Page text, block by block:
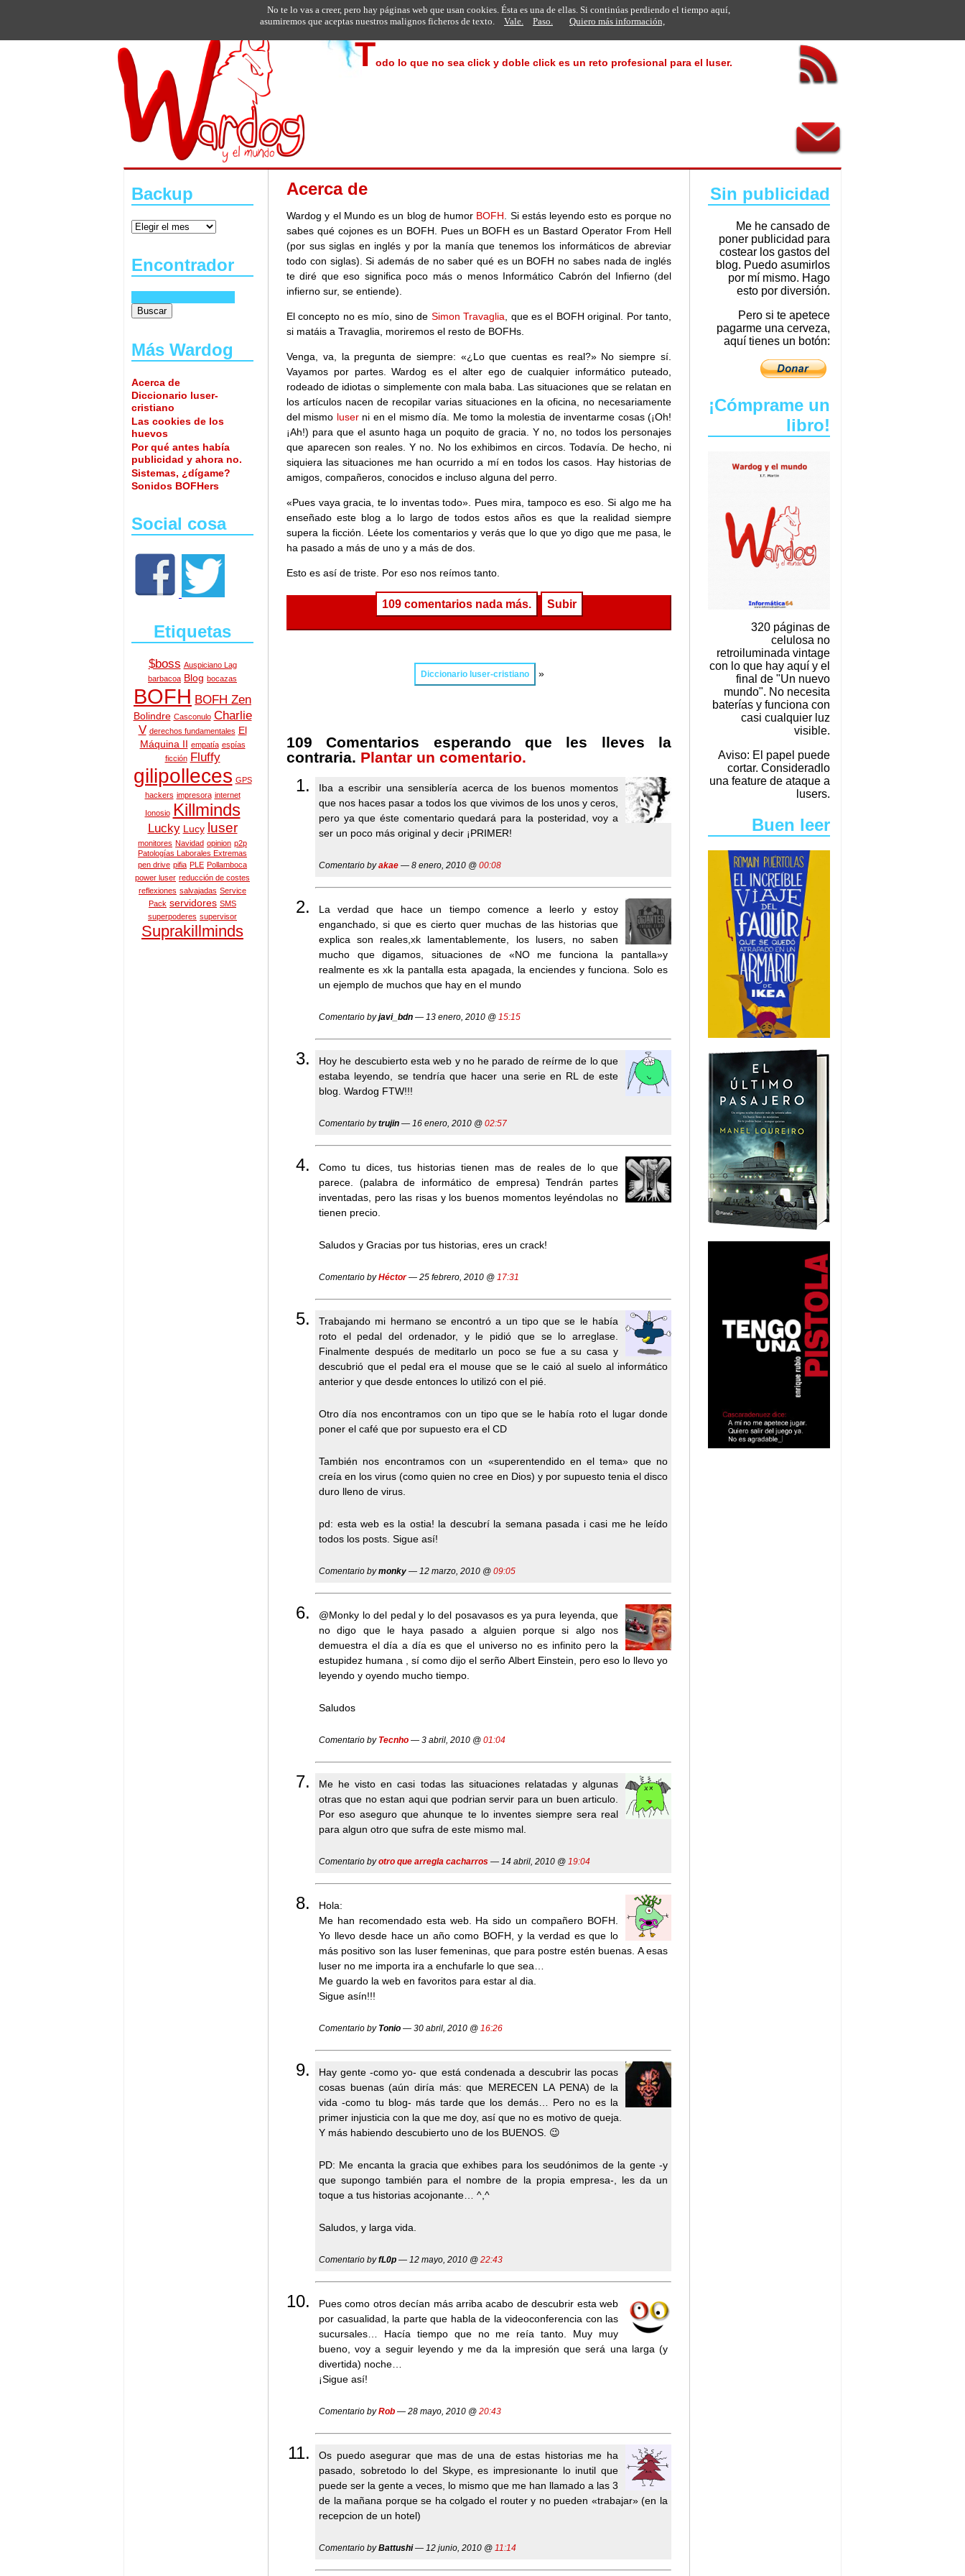
Todo lo que no sea click y doble click es un reto profesional para el luser.
Backup
Encontrador
Más Wardog
Acerca de
Diccionario luser-
cristiano
Las cookies de los
huevos
Por qué antes había
publicidad y ahora no.
Sistemas, ¿dígame?
Sonidos BOFHers
Social cosa
Etiquetas
$boss Auspiciano Lag
barbacoa Blog bocazas
BOFH BOFH Zen
Bolindre Casconulo Charlie
V derechos fundamentales El
Máquina II empatía espías
ficción
Fluffy
gilipolleces GPS
hackers impresora internet
Ionosio Killminds
Lucky Lucy luser
monitores Navidad opinion p2p
Patologías Laborales Extremas
pen drive pifia PLE Pollamboca
power luser reducción de costes
reflexiones salvajadas Service
Pack servidores SMS
superpoderes supervisor
Suprakillminds
Sin publicidad
Me he cansado de
poner publicidad para
costear los gastos del
blog. Puedo asumirlos
por mí mismo. Hago
esto por diversión.
Pero si te apetece
pagarme una cerveza,
aquí tienes un botón:
¡Cómprame un
libro!
320 páginas de
celulosa no
retroiluminada vintage
con lo que hay aquí y el
final de "Un nuevo
mundo". No necesita
baterías y funciona con
casi cualquier luz
visible.
Aviso: El papel puede
cortar. Consideradlo
una feature de ataque a
lusers.
Buen leer
Acerca de
Wardog y el Mundo es un blog de humor BOFH . Si estás leyendo esto es porque no
sabes qué cojones es un BOFH. Pues un BOFH es un Bastard Operator From Hell
(por sus siglas en inglés y por la manía que tenemos los informáticos de abreviar
todo con siglas). Si además de no saber qué es un BOFH no sabes nada de inglés
te diré que eso significa poco más o menos Informático Cabrón del Infierno (del
infierno sur, se entiende).
El concepto no es mío, sino de Simon Travaglia , que es el BOFH original. Por tanto,
si matáis a Travaglia, moriremos el resto de BOFHs.
Venga, va, la pregunta de siempre: «¿Lo que cuentas es real?» No siempre sí.
Vayamos por partes. Wardog es el alter ego de cualquier informático puteado,
rodeado de idiotas o simplemente con mala baba. Las situaciones que se relatan en
los artículos nacen de recopilar varias situaciones en la oficina, no necesariamente
del mismo luserni en el mismo día. Me tomo la molestia de inventarme cosas (¡Oh!
¡Ah!) para que el asunto haga un poquito de gracia. Y no, no todos los personajes
que aparecen son reales. Y no. No los exhibimos en circos. Todavía. De hecho, ni
siquiera las situaciones me han ocurrido a mí en todos los casos. Hay historias de
amigos, compañeros, conocidos e incluso alguna del perro.
«Pues vaya gracia, te lo inventas todo». Pues mira, tampoco es eso. Si algo me ha
enseñado este blog a lo largo de todos estos años es que la realidad siempre
supera la ficción. Léete los comentarios y verás que lo que yo digo que me pasa, le
ha pasado a más de uno y a más de dos.
Esto es así de triste. Por eso nos reímos tanto.
109 comentarios nada más. Subir
Diccionario luser-cristiano »
109 Comentarios esperando que les lleves la
contraria. Plantar un comentario.
Iba a escribir una sensiblería acerca de los buenos momentos
que nos haces pasar a todos los que vivimos de los unos y ceros,
pero ya que éste comentario quedará para la posteridad, voy a
ser un poco más original y decir ¡PRIMER!
Comentario byakae — 8 enero, 2010 @ 00:08
La verdad que hace un tiempo comence a leerlo y estoy
enganchado, si que es cierto quer muchas de las historias que
explica son reales,xk lamentablemente, los lusers, no saben
mucho que digamos, situaciones de «NO me funciona la pantalla»y
realmente es xk la pantalla esta apagada, la enciendes y funciona. Solo es
un ejemplo de muchos que hay en el mundo
Comentario byjavi_bdn — 13 enero, 2010 @ 15:15
Hoy he descubierto esta web y no he parado de reírme de lo que
estaba leyendo, se tendría que hacer una serie en RL de este
blog. Wardog FTW!!!
Comentario bytrujin — 16 enero, 2010 @ 02:57
Como tu dices, tus historias tienen mas de reales de lo que
parece. (palabra de informático de empresa) Tendrán partes
inventadas, pero las risas y los buenos momentos leyéndolas no
tienen precio.
Saludos y Gracias por tus historias, eres un crack!
Comentario byHéctor— 25 febrero, 2010 @ 17:31
Trabajando mi hermano se encontró a un tipo que se le había
roto el pedal del ordenador, y le pidió que se lo arreglase.
Finalmente después de meditarlo un poco se fue a su casa y
descubrió que el pedal era el mouse que se le caió al suelo al informático
anterior y que desde entonces lo utilizó con el pié.
Otro día nos encontramos con un tipo que se le había roto el lugar donde
poner el café que por supuesto era el CD
También nos encontramos con un «superentendido en el tema» que no
creía en los virus (como quien no cree en Dios) y por supuesto tenia el disco
duro lleno de virus.
pd: esta web es la ostia! la descubrí la semana pasada i casi me he leído
todos los posts. Sigue así!
Comentario bymonky — 12 marzo, 2010 @ 09:05
@Monky lo del pedal y lo del posavasos es ya pura leyenda, que
no digo que le haya pasado a alguien porque si algo nos
demuestra el día a día es que el universo no es infinito pero la
estupidez humana , sí como dijo el serño Albert Einstein, pero eso lo llevo yo
leyendo y oyendo mucho tiempo.
Saludos
Comentario by Tecnho — 3 abril, 2010 @ 01:04
Me he visto en casi todas las situaciones relatadas y algunas
otras que no estan aqui que podrian servir para un buen articulo.
Por eso aseguro que ahunque te lo inventes siempre sera real
para algun otro que sufra de este mismo mal.
Comentario byotro que arregla cacharros — 14 abril, 2010 @ 19:04
Hola:
Me han recomendado esta web. Ha sido un compañero BOFH.
Yo llevo desde hace un año como BOFH, y la verdad es que lo
más positivo son las luser femeninas, que para postre estén buenas. A esas
luser no me importa ira a enchufarle lo que sea…
Me guardo la web en favoritos para estar al dia.
Sigue asín!!!
Comentario by Tonio — 30 abril, 2010 @ 16:26
Hay gente -como yo- que está condenada a descubrir las pocas
cosas buenas (aún diría más: que MERECEN LA PENA) de la
vida -como tu blog- más tarde que los demás… Pero no es la
primer injusticia con la que me doy, así que no es motivo de queja.
Y más habiendo descubierto uno de los BUENOS. 😉
PD: Me encanta la gracia que exhibes para los seudónimos de la gente -y
que supongo también para el nombre de la propia empresa-, les da un
toque a tus historias acojonante… ^,^
Saludos, y larga vida.
Comentario byfL0p — 12 mayo, 2010 @ 22:43
Pues como otros decían más arriba acabo de descubrir esta web
por casualidad, la parte que habla de la videoconferencia con las
sucursales… Hacía tiempo que no me reía tanto. Muy muy
bueno, voy a seguir leyendo y me da la impresión que será una larga (y
divertida) noche…
¡Sigue así!
Comentario byRob — 28 mayo, 2010 @ 20:43
Os puedo asegurar que mas de una de estas historias me ha
pasado, sobretodo lo del Skype, es impresionante lo inutil que
puede ser la gente a veces, lo mismo que me han llamado a las 3
de la mañana porque se ha colgado el router y no pueden «trabajar» (en la
recepcion de un hotel)
Comentario byBattushi— 12 junio, 2010 @ 11:14
No te lo vas a creer, pero hay páginas web que usan cookies. Ésta es una de ellas. Si continúas perdiendo el tiempo aquí,
asumiremos que aceptas nuestros malignos ficheros de texto.
Vale. Paso. Quiero más información,